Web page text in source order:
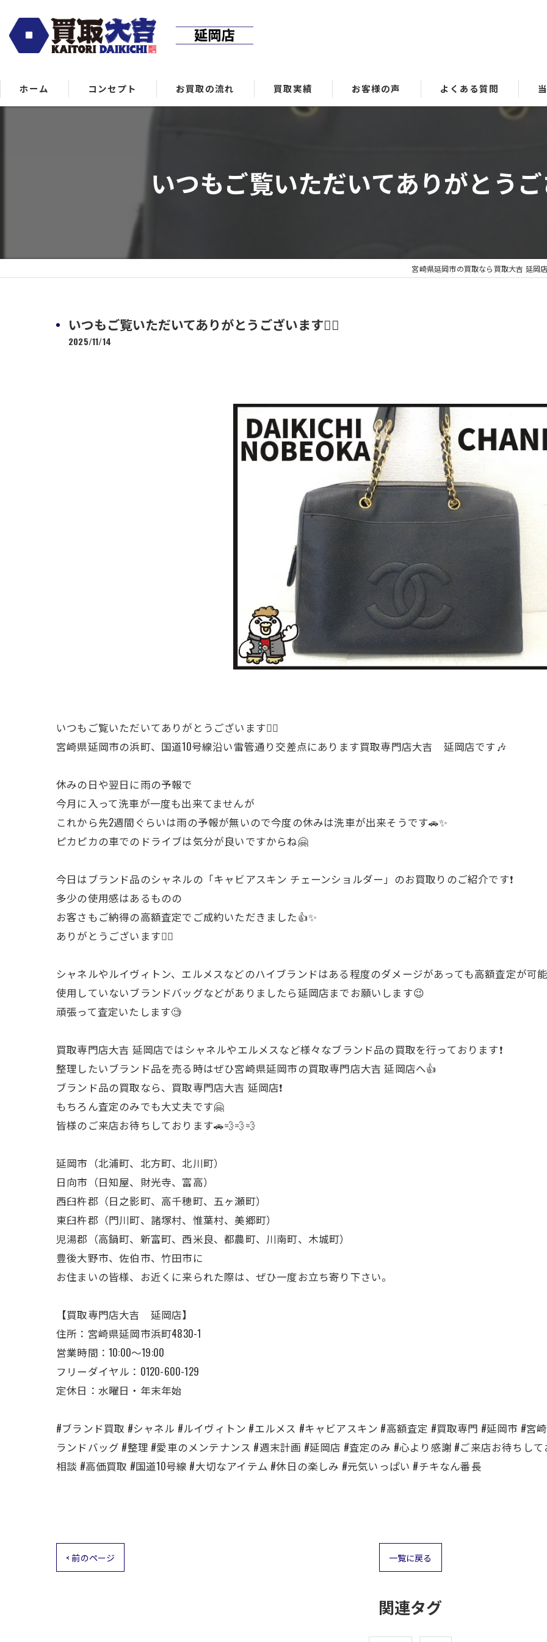
ホーム コンセプト お買取の流れ 買取実績 お客様の声 よくある質問
時計
いつもご覧いただいてありがとうご
宮崎県延岡市の買取なら買取大吉 延岡
いつもご覧いただいてありがとうございます🙇‍♂️
2025/11/14
いつもご覧いただいてありがとうございます🙇‍♂️
宮崎県延岡市の浜町、国道10号線沿い雷管通り交差点にあります買取専門店大吉 延岡店です🎶
休みの日や翌日に雨の予報で
今月に入って洗車が一度も出来てませんが
これから先2週間ぐらいは雨の予報が無いので今度の休みは洗車が出来そうです🚗✨
ピカピカの車でのドライブは気分が良いですからね🤗
今日はブランド品のシャネルの「キャビアスキン チェーンショルダー」のお買取りのご紹介です❗
多少の使用感はあるものの
お客さもご納得の高額査定でご成約いただきました👍✨
ありがとうございます🙇‍♂️
シャネルやルイヴィトン、エルメスなどのハイブランドはある程度のダメージがあっても高額査定が可
使用していないブランドバッグなどがありましたら延岡店までお願いします😉
頑張って査定いたします🧐
買取専門店大吉 延岡店ではシャネルやエルメスなど様々なブランド品の買取を行っております❗
整理したいブランド品を売る時はぜひ宮崎県延岡市の買取専門店大吉 延岡店へ👍
ブランド品の買取なら、買取専門店大吉 延岡店❗
もちろん査定のみでも大丈夫です🤗
皆様のご来店お待ちしております🚗💨💨💨
延岡市（北浦町、北方町、北川町）
日向市（日知屋、財光寺、富高）
西臼杵郡（日之影町、高千穂町、五ヶ瀬町）
東臼杵郡（門川町、諸塚村、惟葉村、美郷町）
児湯郡（高鍋町、新富町、西米良、都農町、川南町、木城町）
豊後大野市、佐伯市、竹田市に
お住まいの皆様、お近くに来られた際は、ぜひ一度お立ち寄り下さい。
【買取専門店大吉 延岡店】
住所：宮崎県延岡市浜町4830-1
営業時間：10:00～19:00
フリーダイヤル：0120-600-129
定休日：水曜日・年末年始
#ブランド買取 #シャネル #ルイヴィトン #エルメス #キャビアスキン #高額査定 #買取専門 #延岡市 #宮
ランドバッグ #整理 #愛車のメンテナンス #週末計画 #延岡店 #査定のみ #心より感謝 #ご来店お待ちし
相談 #高価買取 #国道10号線 #大切なアイテム #休日の楽しみ #元気いっぱい #チキなん番長
< 前のページ 一覧に戻る
関連タグ